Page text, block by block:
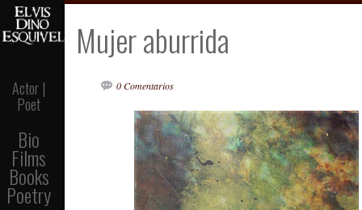
Actor |
Poet
Bio
Films
Books
Poetry
Mujer aburrida
0 Comentarios